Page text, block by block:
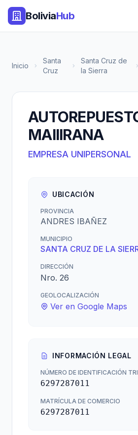
BoliviaHub
Inicio
Santa
Cruz
Santa Cruz de
la Sierra
MAIIIRANA
EMPRESA UNIPERSONAL
UBICACIÓN
PROVINCIA
ANDRES IBAÑEZ
MUNICIPIO
SANTA CRUZ DE LA
DIRECCIÓN
Nro. 26
GEOLOCALIZACIÓN
Ver en Google Maps
INFORMACIÓN LEGAL
NÚMERO DE IDENTIFICACIÓN
6297287011
MATRÍCULA DE COMERCIO
6297287011